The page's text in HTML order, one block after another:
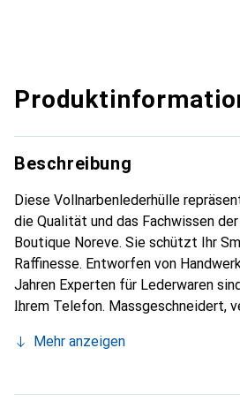
Beschreibung
Diese Vollnarbenlederhülle
die Qualität und das Fachwissen
Boutique Noreve. Sie schützt Ihr
Raffinesse. Entworfen von
Jahren Experten für Lederwaren
Ihrem Telefon. Massgeschneidert,
und integralen Accessoire Ihres
Noreve eine sichere Wahl für eine
Mehr anzeigen